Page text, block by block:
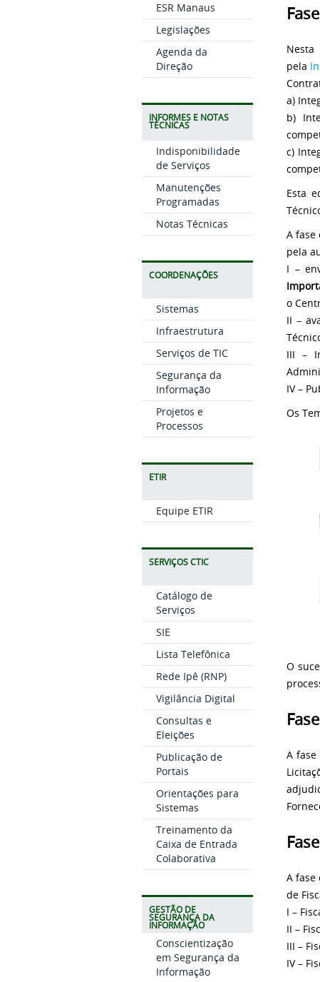
ESR Manaus
Legislações
Agenda da
Direção
INFORMES E NOTAS
TÉCNICAS
Indisponibilidade
de Serviços
Manutenções
Programadas
Notas Técnicas
COORDENAÇÕES
Sistemas
Infraestrutura
Serviços de TIC
Segurança da
Informação
Projetos e
Processos
ETIR
Equipe ETIR
SERVIÇOS CTIC
Catálogo de
Serviços
SIE
Lista Telefônica
Rede Ipê (RNP)
Vigilância Digital
Consultas e
Eleições
Publicação de
Portais
Orientações para
Sistemas
Treinamento da
Caixa de Entrada
Colaborativa
GESTÃO DE
SEGURANÇA DA
INFORMAÇÃO
Conscientização
em Segurança da
Informação
pela
a)
b)
c)
Esta
A fase
pela
I –
o
II –
III –
IV –
Os
O
A fase
A fase
de
I –
II –
III –
IV –